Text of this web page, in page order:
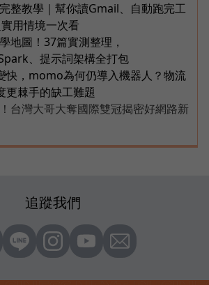
整教學｜幫你讀Gmail、自動跑完工
用情境一次看
地圖！37篇實測整理，
、提示詞架構全打包
快，momo為何仍導入機器人？物流
更棘手的缺工難題
台灣大哥大奪國際雙冠揭密好網路新
追蹤我們